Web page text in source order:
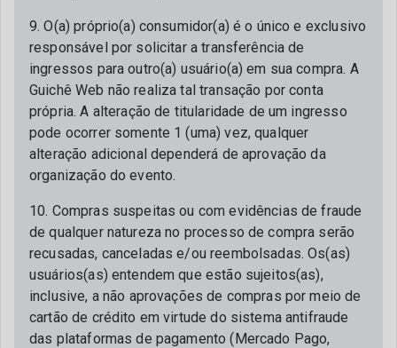
9. O(a) próprio(a) consumidor(a) é o único e exclusivo
responsável por solicitar a transferência de
ingressos para outro(a) usuário(a) em sua compra. A
Guichê Web não realiza tal transação por conta
própria. A alteração de titularidade de um ingresso
pode ocorrer somente 1 (uma) vez, qualquer
alteração adicional dependerá de aprovação da
organização do evento.
10. Compras suspeitas ou com evidências de fraude
de qualquer natureza no processo de compra serão
recusadas, canceladas e/ou reembolsadas. Os(as)
usuários(as) entendem que estão sujeitos(as),
inclusive, a não aprovações de compras por meio de
cartão de crédito em virtude do sistema antifraude
das plataformas de pagamento (Mercado Pago,